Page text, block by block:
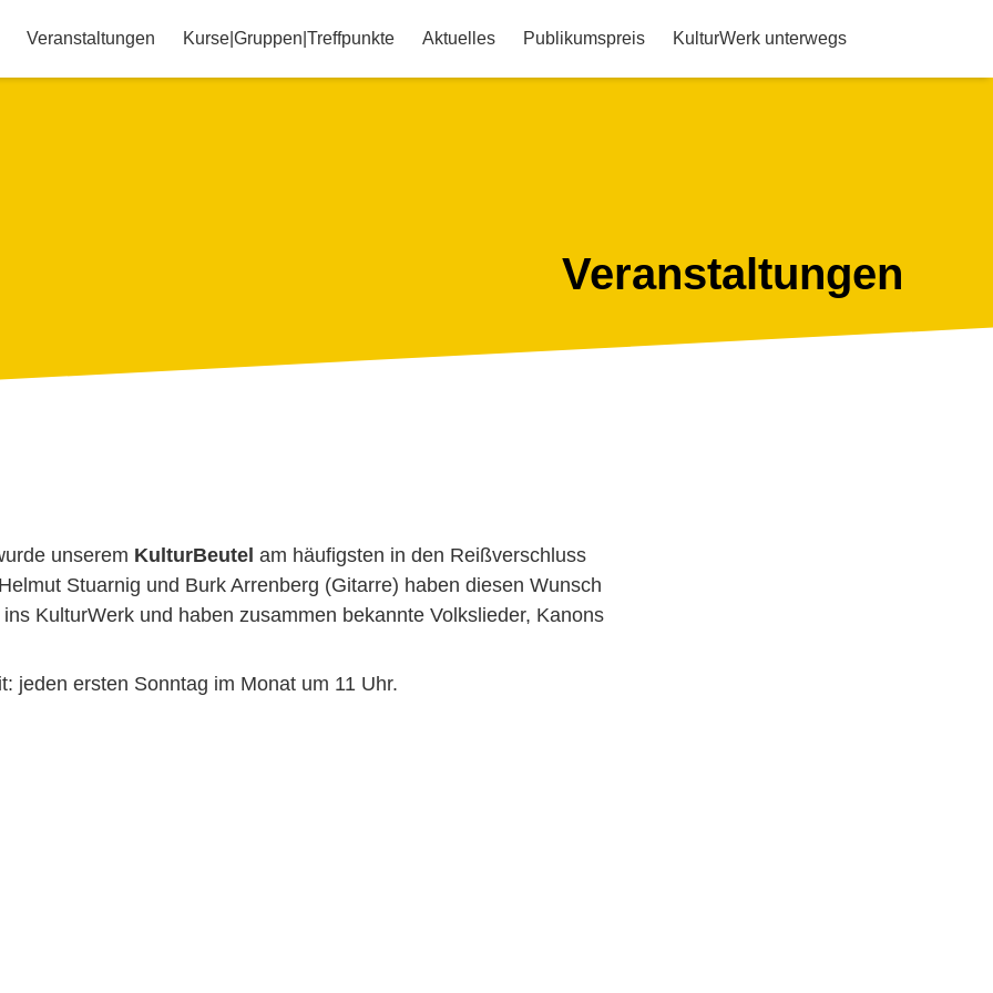
Veranstaltungen Kurse|Gruppen|Treffpunkte Aktuelles Publikumspreis KulturWerk unterwegs
Veranstaltungen
unserem KulturBeutel am häufigsten in den Reißverschluss
Stuarnig und Burk Arrenberg (Gitarre) haben diesen Wunsch
KulturWerk und haben zusammen bekannte Volkslieder, Kanons
jeden ersten Sonntag im Monat um 11 Uhr.